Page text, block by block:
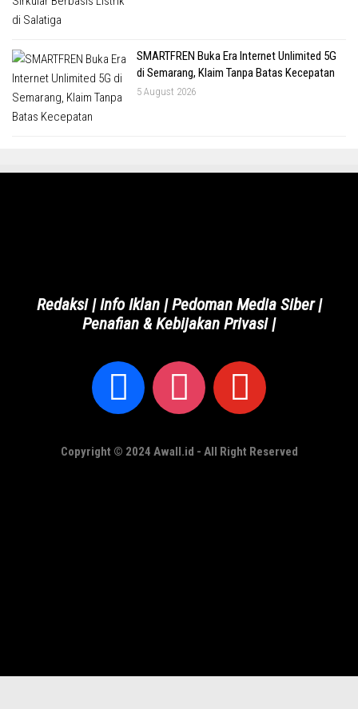
SMARTFREN Buka Era Internet Unlimited 5G
di Semarang, Klaim Tanpa Batas Kecepatan
5 August 2026
Redaksi |Info Iklan|Pedoman Media Siber|
Penafian & Kebijakan Privasi|
Copyright © 2024 Awall.id - All Right Reserved